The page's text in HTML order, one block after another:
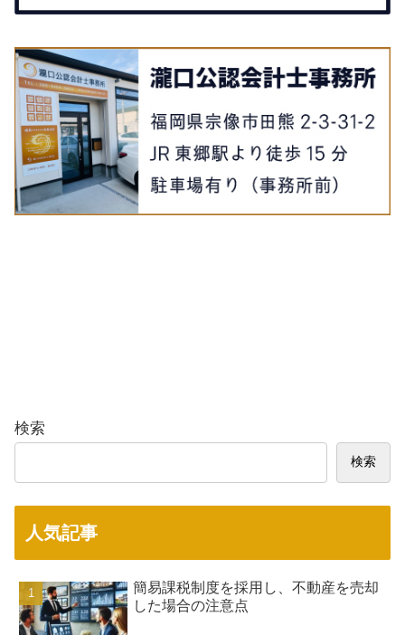
検索
検索
人気記事
簡易課税制度を採用し、不動産を売却
した場合の注意点